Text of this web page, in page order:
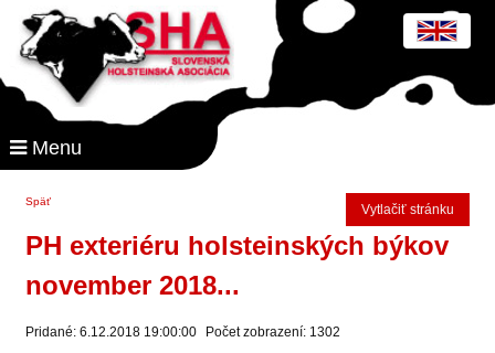
Menu
Späť
Vytlačiť stránku
PH exteriéru holsteinských býkov
november 2018...
Pridané: 6.12.2018 19:00:00 Počet zobrazení: 1302